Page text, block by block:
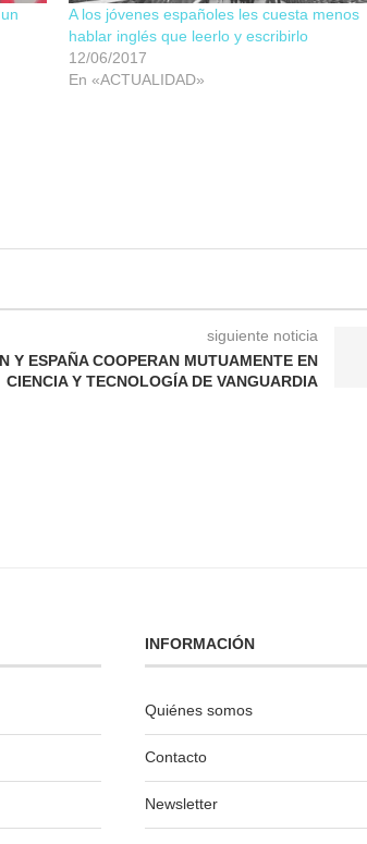
A los jóvenes españoles les cuesta menos
hablar inglés que leerlo y escribirlo
12/06/2017
En «ACTUALIDAD»
siguiente noticia
Y ESPAÑA COOPERAN MUTUAMENTE EN
CIENCIA Y TECNOLOGÍA DE VANGUARDIA
INFORMACIÓN
Quiénes somos
Contacto
Newsletter